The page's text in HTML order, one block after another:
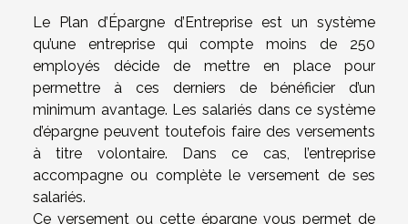
Le Plan d’Épargne d’Entreprise est un système
qu’une entreprise qui compte moins de 250
employés décide de mettre en place pour
permettre à ces derniers de bénéficier d’un
minimum avantage. Les salariés dans ce système
d’épargne peuvent toutefois faire des versements
à titre volontaire. Dans ce cas, l’entreprise
accompagne ou complète le versement de ses
salariés.
Ce versement ou cette épargne vous permet de